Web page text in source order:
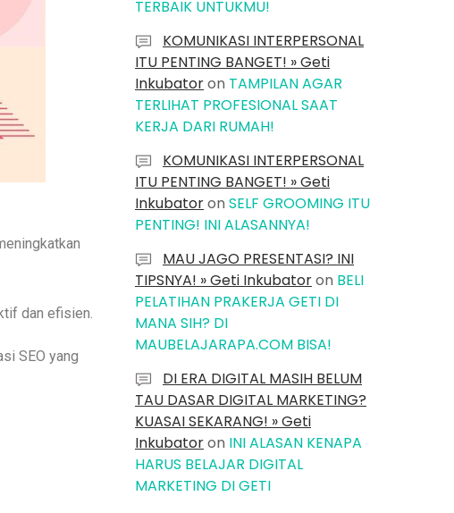
dan efisien.
SEO yang
TERBAIK UNTUKMU!
KOMUNIKASI INTERPERSONAL
ITU PENTING BANGET! » Geti
Inkubatoron TAMPILAN AGAR
TERLIHAT PROFESIONAL SAAT
KERJA DARI RUMAH!
KOMUNIKASI INTERPERSONAL
ITU PENTING BANGET! » Geti
Inkubatoron SELF GROOMING ITU
PENTING! INI ALASANNYA!
MAU JAGO PRESENTASI? INI
TIPSNYA! » Geti Inkubatoron BELI
PELATIHAN PRAKERJA GETI DI
MANA SIH? DI
MAUBELAJARAPA.COM BISA!
DI ERA DIGITAL MASIH BELUM
TAU DASAR DIGITAL MARKETING?
KUASAI SEKARANG! » Geti
Inkubatoron INI ALASAN KENAPA
HARUS BELAJAR DIGITAL
MARKETING DI GETI